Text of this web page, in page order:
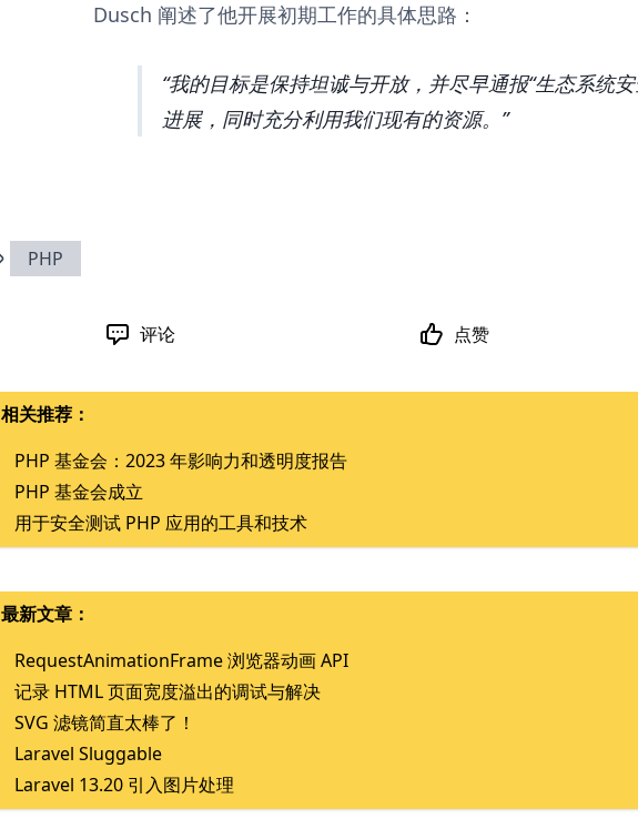
Dusch 阐述了他开展初期工作的具体思路：
我的目标是保持坦诚与开放，并尽早通报“生态系统
进展，同时充分利用我们现有的资源。
PHP
评论 点赞
相关推荐：
PHP 基金会：2023 年影响力和透明度报告
PHP 基金会成立
用于安全测试 PHP 应用的工具和技术
最新文章：
RequestAnimationFrame 浏览器动画 API
记录 HTML 页面宽度溢出的调试与解决
SVG 滤镜简直太棒了！
Laravel Sluggable
Laravel 13.20 引入图片处理